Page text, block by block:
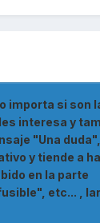
importa si son
interesa y
"Una
y tiende a
en la parte
etc... ,